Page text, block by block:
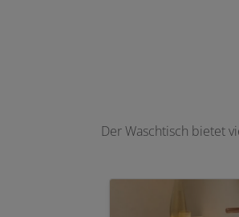
Der Waschtisch bietet